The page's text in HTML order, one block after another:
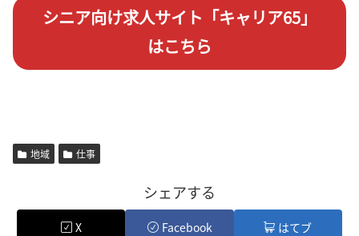
シニア向け求人サイト「キャリア65」
はこちら
地域 仕事
シェアする
X Facebook はてブ